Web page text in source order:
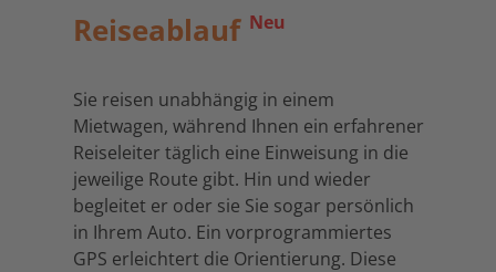
Reiseablauf Neu
Sie reisen unabhängig in einem
Mietwagen, während Ihnen ein erfahrener
Reiseleiter täglich eine Einweisung in die
jeweilige Route gibt. Hin und wieder
begleitet er oder sie Sie sogar persönlich
in Ihrem Auto. Ein vorprogrammiertes
GPS erleichtert die Orientierung. Diese